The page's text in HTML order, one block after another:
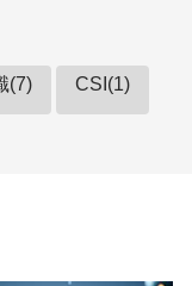
(7) CSI(1)